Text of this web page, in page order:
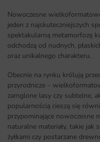
Nowoczesne
jeden z najskuteczniejszych
spektakularną metamorfozę
odchodzą od nudnych,
oraz unikalnego charakteru.
Obecnie na rynku królują
przyrodnicze –
zamglone lasy czy subtelne,
popularnością cieszą się
przypominające
naturalne materiały, takie jak
żyłkami czy postarzane